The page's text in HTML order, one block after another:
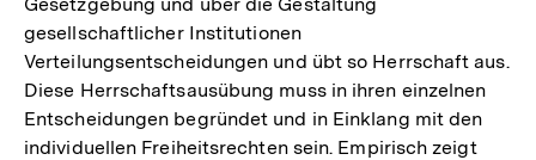
gesellschaftlicher Institutionen
Verteilungsentscheidungen und übt so Herrschaft aus.
Diese Herrschaftsausübung muss in ihren einzelnen
Entscheidungen begründet und in Einklang mit den
individuellen Freiheitsrechten sein. Empirisch zeigt